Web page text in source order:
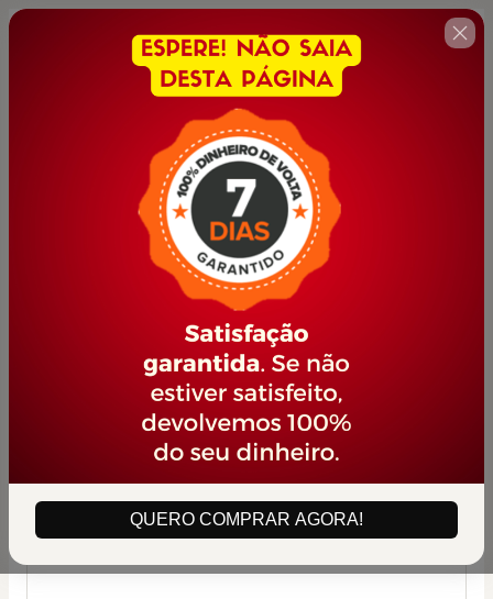
QUERO COMPRAR AGORA!
🇺🇸 Change country
MONITOR ESCOLAR
Author: PORTAL JOVEM EMPREENDEDOR
$42.00
(+ applicable taxes. Click herefor more
information)